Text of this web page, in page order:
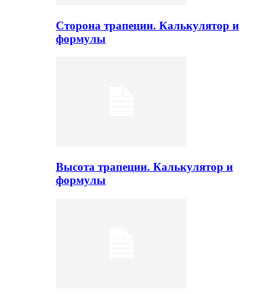
Сторона трапеции. Калькулятор и
формулы
Высота трапеции. Калькулятор и
формулы